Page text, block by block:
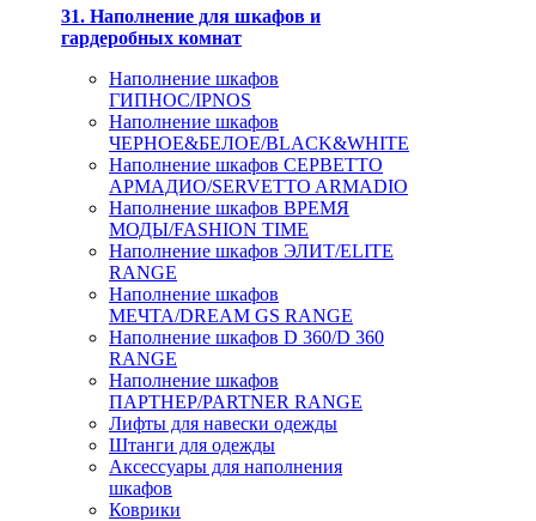
31. Наполнение для шкафов и
гардеробных комнат
Наполнение шкафов
ГИПНОС/IPNOS
Наполнение шкафов
ЧЕРНОЕ&БЕЛОЕ/BLACK&WHITE
Наполнение шкафов СЕРВЕТТО
АРМАДИО/SERVETTO ARMADIO
Наполнение шкафов ВРЕМЯ
МОДЫ/FASHION TIME
Наполнение шкафов ЭЛИТ/ELITE
RANGE
Наполнение шкафов
МЕЧТА/DREAM GS RANGE
Наполнение шкафов D 360/D 360
RANGE
Наполнение шкафов
ПАРТНЕР/PARTNER RANGE
Лифты для навески одежды
Штанги для одежды
Аксессуары для наполнения
шкафов
Коврики